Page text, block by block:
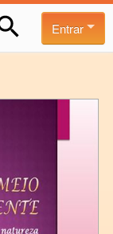
Entrar